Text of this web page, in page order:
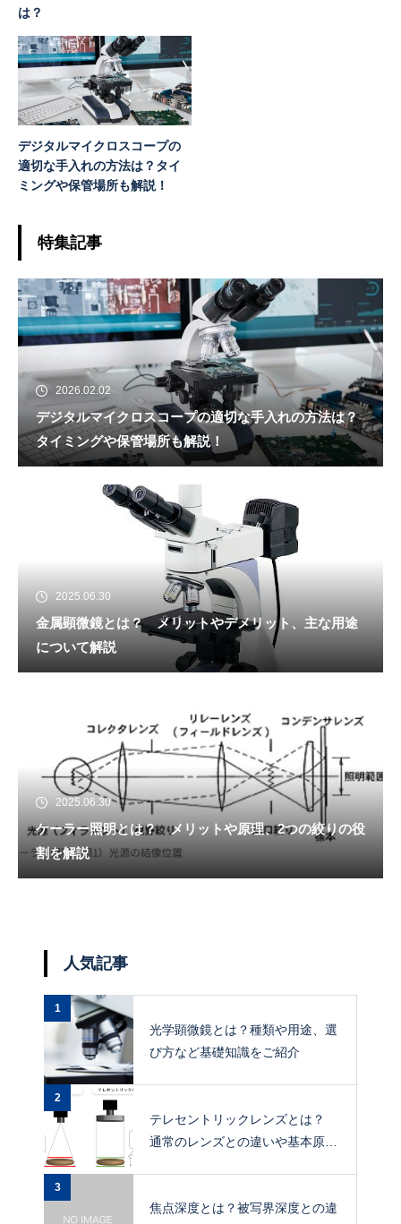
は？
デジタルマイクロスコープの
適切な手入れの方法は？タイ
ミングや保管場所も解説！
特集記事
2026.02.02
デジタルマイクロスコープの適切な手入れの方法は？
タイミングや保管場所も解説！
2025.06.30
金属顕微鏡とは？ メリットやデメリット、主な用途
について解説
2025.06.30
ケーラー照明とは？ メリットや原理、2つの絞りの役
割を解説
人気記事
1
光学顕微鏡とは？種類や用途、選
び方など基礎知識をご紹介
2
テレセントリックレンズとは？
通常のレンズとの違いや基本原
3
焦点深度とは？被写界深度との違